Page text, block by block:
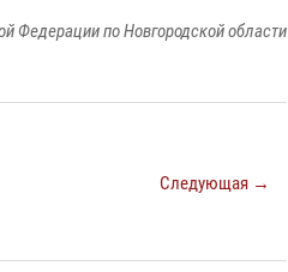
Федерации по Новгородской области
Следующая →